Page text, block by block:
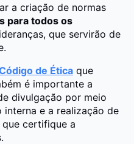
a criação de normas
para todos os
que servirão de
de Ética que
é importante a
divulgação por meio
interna e a realização de
certifique a